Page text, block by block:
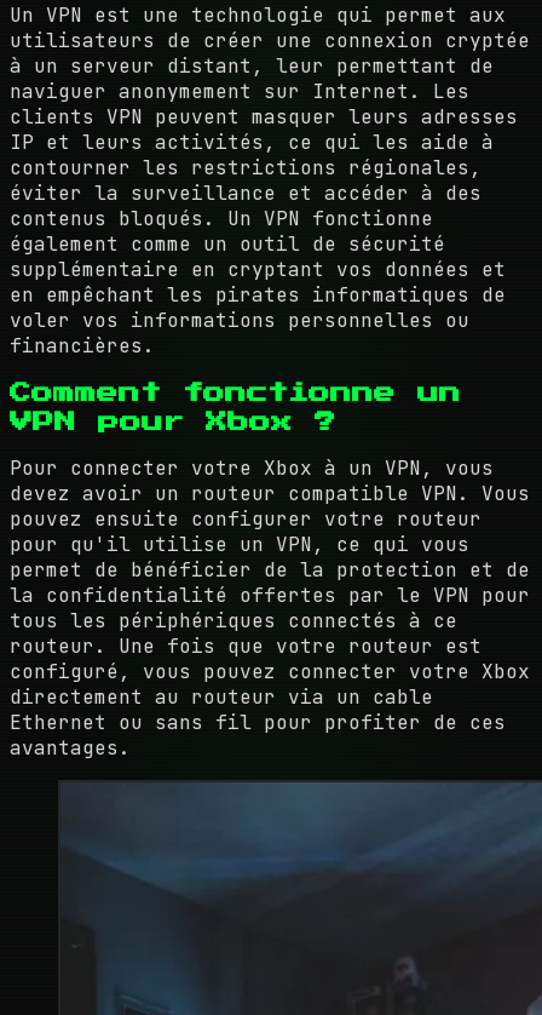
Un VPN est une technologie qui permet aux
utilisateurs de créer une connexion cryptée
à un serveur distant, leur permettant de
naviguer anonymement sur Internet. Les
clients VPN peuvent masquer leurs adresses
IP et leurs activités, ce qui les aide à
contourner les restrictions régionales,
éviter la surveillance et accéder à des
contenus bloqués. Un VPN fonctionne
également comme un outil de sécurité
supplémentaire en cryptant vos données et
en empêchant les pirates informatiques de
voler vos informations personnelles ou
financières.
Comment fonctionne un
VPN pour Xbox ?
Pour connecter votre Xbox à un VPN, vous
devez avoir un routeur compatible VPN. Vous
pouvez ensuite configurer votre routeur
pour qu'il utilise un VPN, ce qui vous
permet de bénéficier de la protection et de
la confidentialité offertes par le VPN pour
tous les périphériques connectés à ce
routeur. Une fois que votre routeur est
configuré, vous pouvez connecter votre Xbox
directement au routeur via un cable
Ethernet ou sans fil pour profiter de ces
avantages.